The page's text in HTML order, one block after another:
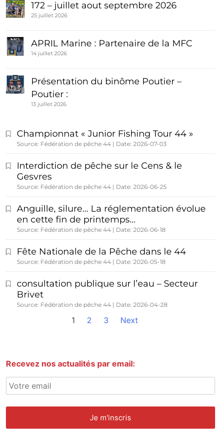
172 – juillet aout septembre 2026
25 juillet 2026
APRIL Marine : Partenaire de la MFC
14 juillet 2026
Présentation du binôme Poutier –
Poutier :
13 juillet 2026
Championnat « Junior Fishing Tour 44 »
Source: Fédération de pêche 44 Date: 2026-07-03
Interdiction de pêche sur le Cens & le
Gesvres
Source: Fédération de pêche 44 Date: 2026-06-25
Anguille, silure… La réglementation évolue
en cette fin de printemps…
Source: Fédération de pêche 44 Date: 2026-06-18
Fête Nationale de la Pêche dans le 44
Source: Fédération de pêche 44 Date: 2026-05-18
consultation publique sur l’eau – Secteur
Brivet
Source: Fédération de pêche 44 Date: 2026-04-28
1 2 3 Next
Recevez nos actualités par email: